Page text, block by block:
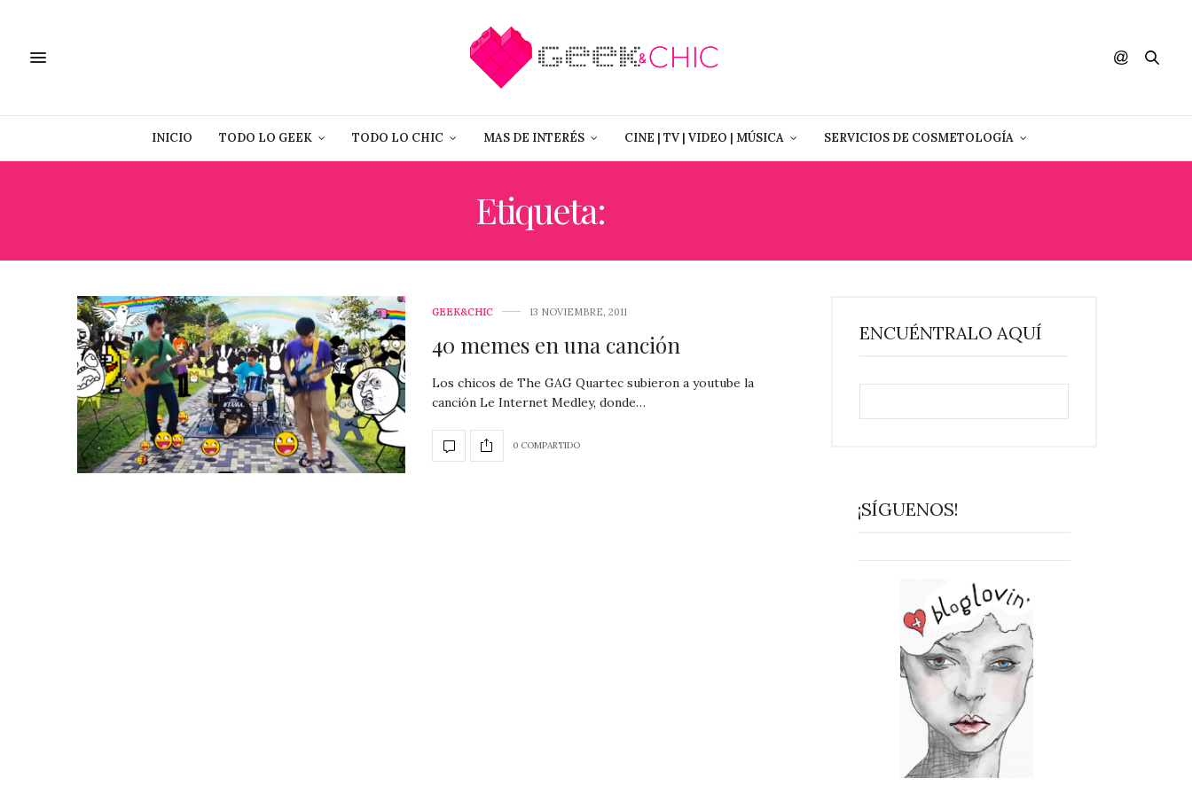
INICIO TODO LO GEEK TODO LO CHIC MAS DE INTERÉS CINE | TV | VIDEO | MÚSICA SERVICIOS DE COSMETOLOGÍA
Etiqueta:
GEEK&CHIC 13 NOVIEMBRE, 2011
40 memes en una canción
Los chicos de The GAG Quartec subieron a youtube la
canción Le Internet Medley, donde…
0 COMPARTIDO
ENCUÉNTRALO AQUÍ
¡SÍGUENOS!